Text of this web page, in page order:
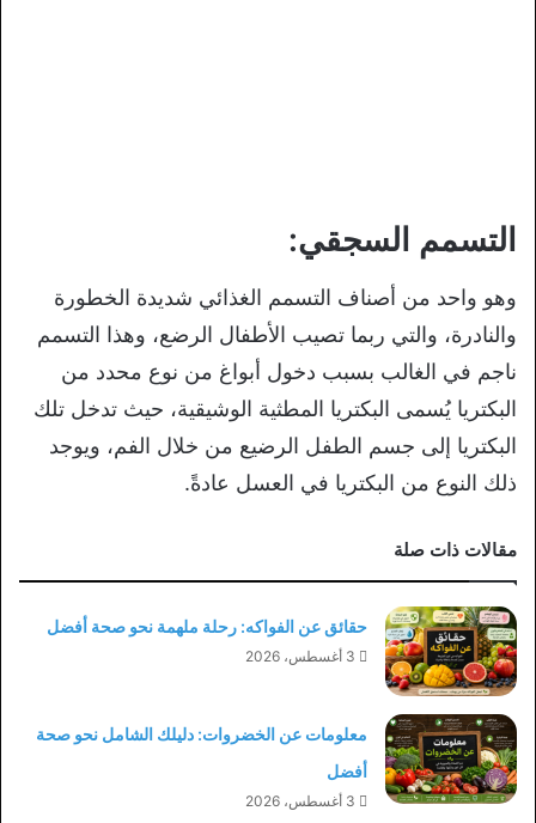
التسمم السجقي:
وهو واحد من أصناف التسمم الغذائي شديدة الخطورة
والنادرة، والتي ربما تصيب الأطفال الرضع، وهذا التسمم
ناجم في الغالب بسبب دخول أبواغ من نوع محدد من
البكتريا يُسمى البكتريا المطثية الوشيقية، حيث تدخل تلك
البكتريا إلى جسم الطفل الرضيع من خلال الفم، ويوجد
ذلك النوع من البكتريا في العسل عادةً.
مقالات ذات صلة
حقائق عن الفواكه: رحلة ملهمة نحو صحة أفضل
3 أغسطس، 2026
معلومات عن الخضروات: دليلك الشامل نحو صحة
أفضل
3 أغسطس، 2026